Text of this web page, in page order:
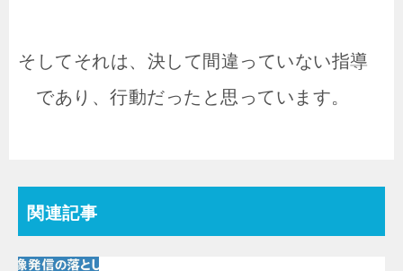
そしてそれは、決して間違っていない指導
であり、行動だったと思っています。
関連記事